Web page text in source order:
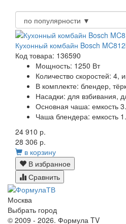
Кухонный комбайн Bosch
Код товара: 136590
Мощность: 1250 Вт
Количество скоростей: 4,
В комплекте: блендер,
Насадки: для взбивания,
Основная чаша: емкость
Чаша блендера: емкость
24 910 р.
28 306 р.
в корзину
В избранное
Сравнить
Москва
Выбрать город
© 2009 - 2026. Формула TV